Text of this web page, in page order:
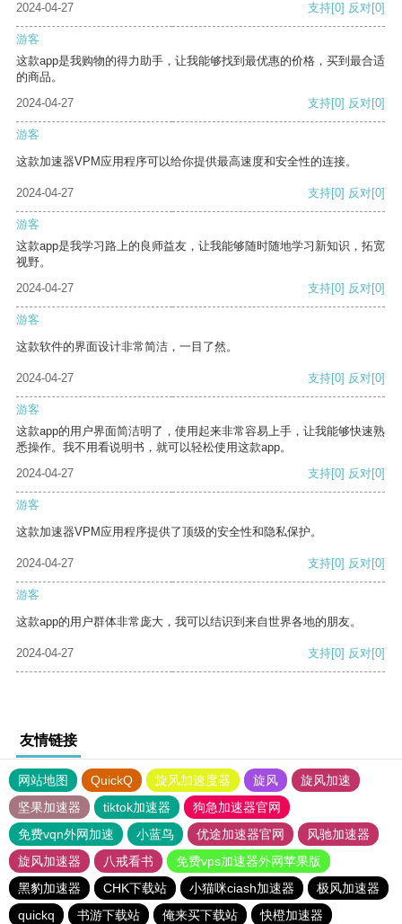
2024-04-27 支持[0] 反对[0]
游客
这款app是我购物的得力助手，让我能够找到最优惠的价格，买到最合适
的商品。
2024-04-27
支持[0] 反对[0]
游客
这款加速器VPM应用程序可以给你提供最高速度和安全性的连接。
2024-04-27 支持[0] 反对[0]
游客
这款app是我学习路上的良师益友，让我能够随时随地学习新知识，拓宽
视野。
2024-04-27
支持[0] 反对[0]
游客
这款软件的界面设计非常简洁，一目了然。
2024-04-27 支持[0] 反对[0]
游客
这款app的用户界面简洁明了，使用起来非常容易上手，让我能够快速熟
悉操作。我不用看说明书，就可以轻松使用这款app。
2024-04-27
支持[0] 反对[0]
游客
这款加速器VPM应用程序提供了顶级的安全性和隐私保护。
2024-04-27 支持[0] 反对[0]
游客
这款app的用户群体非常庞大，我可以结识到来自世界各地的朋友。
2024-04-27 支持[0] 反对[0]
友情链接
网站地图 QuickQ 旋风加速度器 旋风
旋风加速
坚果加速器
tiktok加速器
狗急加速器官网
免费vqn外网加速
小蓝鸟 优途加速器官网
风驰加速器
旋风加速器
八戒看书
免费vps加速器外网苹果版
黑豹加速器
CHK下载站 小猫咪ciash加速器
极风加速器
quickq
书游下载站 俺来买下载站 快橙加速器